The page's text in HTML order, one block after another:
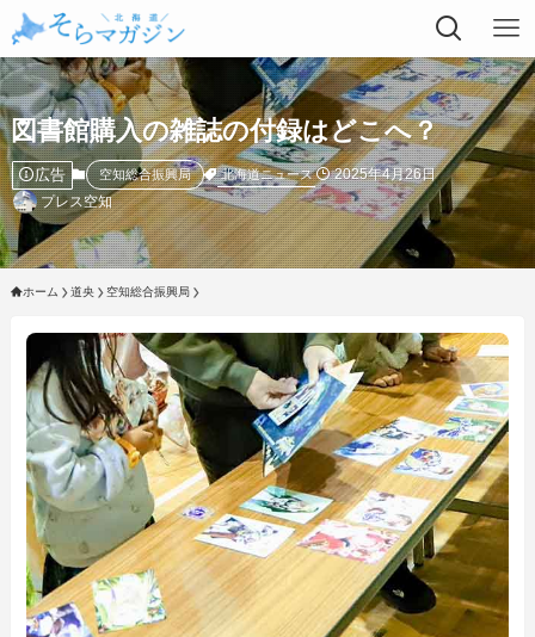
図書館購入の雑誌の付録はどこへ？
広告 空知総合振興局 北海道ニュース
2025年4月26日
プレス空知
ホーム 道央 空知総合振興局